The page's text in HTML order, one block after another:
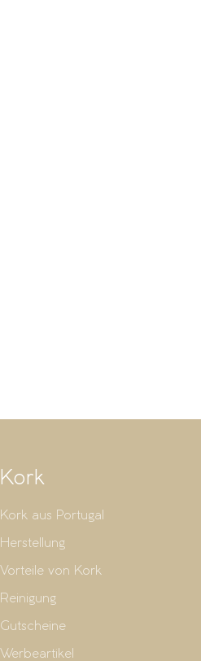
Kork
Kork aus Portugal
Herstellung
Vorteile von Kork
Reinigung
Gutscheine
Werbeartikel